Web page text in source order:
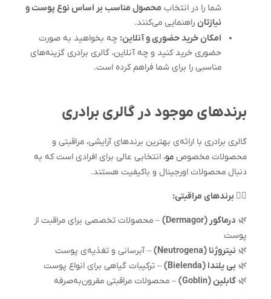
شما را در انتخاب محصول مناسب بر اساس نوع پوست و
نیازتان راهنمایی می‌کنند.
امکان خرید حضوری و آنلاین: چه بخواهید به صورت
حضوری خرید کنید و چه آنلاین، گالری برادری گزینه‌های
مناسبی را برای شما فراهم کرده است.
برندهای موجود در گالری برادری
گالری برادری با ارائه‌ی بهترین برندهای آرایشی، مراقبتی و
محصولات مخصوص مو، انتخابی عالی برای افرادی است که به
دنبال محصولات اورجینال و باکیفیت هستند.
💆‍♀️ برندهای مراقبتی:
🌿 درماگور (Dermagor)
– محصولات تخصصی برای مراقبت از
پوست
🌿 نیتروژنا (Neutrogena)
– آبرسانی و تغذیه‌ی پوست
🌿 بی یلندا (Bielenda)
– ترکیبات گیاهی برای انواع پوست
🌿 گابلین (Goblin) – محصولات مراقبتی مقرون‌به‌صرفه